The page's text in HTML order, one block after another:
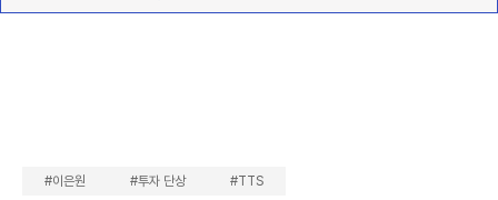
#이은원 #투자 단상 #TTS